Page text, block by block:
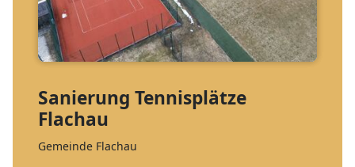
Sanierung Tennisplätze
Flachau
Gemeinde Flachau